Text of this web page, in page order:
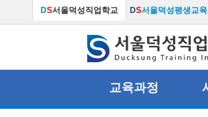
DS서울덕성직업학교 DS서울덕성평생교
교육과정